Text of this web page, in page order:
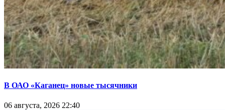
В ОАО «Каганец» новые тысячники
06 августа, 2026 22:40